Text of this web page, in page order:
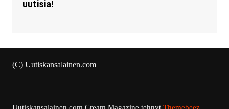
uutisia!
(C) Uutiskansalainen.com